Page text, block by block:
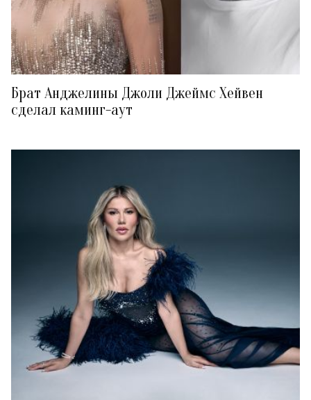
Брат Анджелины Джоли Джеймс Хейвен
сделал каминг-аут